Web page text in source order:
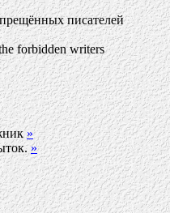
писателей
forbidden writers
»
»